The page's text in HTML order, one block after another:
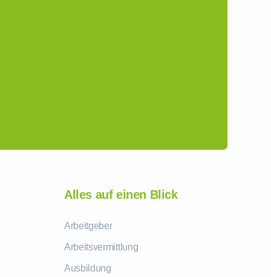
Alles auf einen Blick
Arbeitgeber
Arbeitsvermittlung
Ausbildung